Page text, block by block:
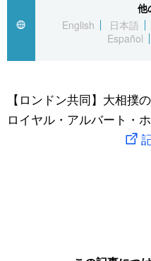
社会
スポーツ・東京2020
旅と暮らし
文化
科学・技術
暮らし
他
English
日本語
Español
【ロンドン共同】大相撲
ロイヤル・アルバート・